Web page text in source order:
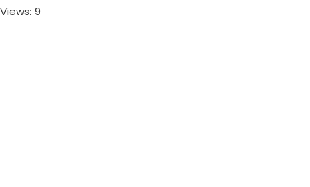
Views: 9